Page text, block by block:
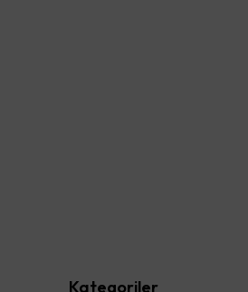
Kategoriler